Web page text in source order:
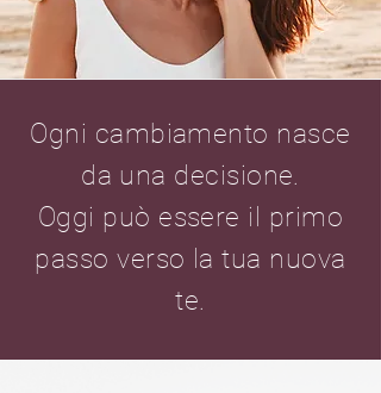
Ogni cambiamento nasce
da una decisione.
Oggi può essere il primo
passo verso la tua nuova
te.